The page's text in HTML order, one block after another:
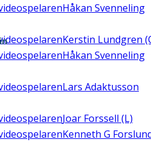
Håkan Svenneling
Kerstin Lundgren
Håkan Svenneling
Lars Adaktusson
Joar Forssell (L)
Kenneth G